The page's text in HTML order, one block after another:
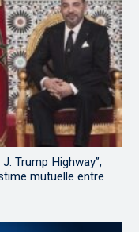
Trump Highway”,
mutuelle entre